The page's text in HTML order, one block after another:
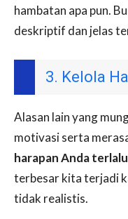
hambatan apa pun.
deskriptif dan jelas
3. Kelola
Alasan lain yang
motivasi serta
harapan Anda
terbesar kita terjadi
tidak realistis.